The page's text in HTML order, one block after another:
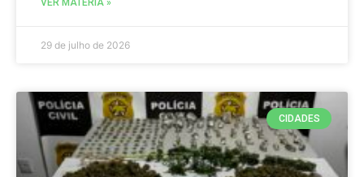
29 de julho de 2026
CIDADES